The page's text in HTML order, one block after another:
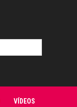
VÍDEOS